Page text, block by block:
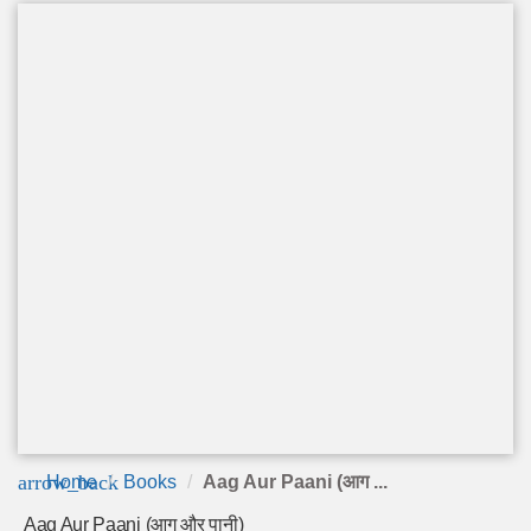
arrow_back
Home Books Aag Aur Paani (आग ...
Aag Aur Paani (आग और पानी)